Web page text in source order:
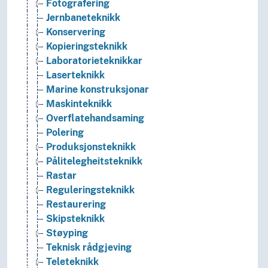
Fotografering
Jernbaneteknikk
Konservering
Kopieringsteknikk
Laboratorieteknikkar
Laserteknikk
Marine konstruksjonar
Maskinteknikk
Overflatehandsaming
Polering
Produksjonsteknikk
Pålitelegheitsteknikk
Rastar
Reguleringsteknikk
Restaurering
Skipsteknikk
Støyping
Teknisk rådgjeving
Teleteknikk